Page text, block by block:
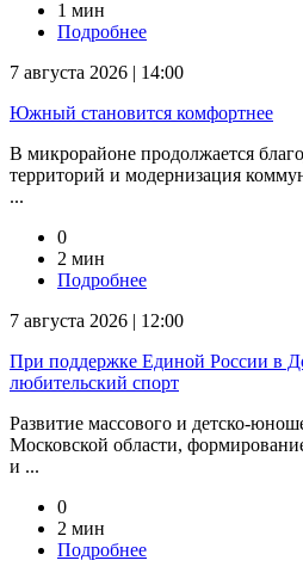
1 мин
Подробнее
7 августа 2026 | 14:00
Южный становится комфортнее
В микрорайоне продолжается
территорий и модернизация
...
0
2 мин
Подробнее
7 августа 2026 | 12:00
При поддержке Единой России в
любительский спорт
Развитие массового и детско-
Московской области,
и ...
0
2 мин
Подробнее